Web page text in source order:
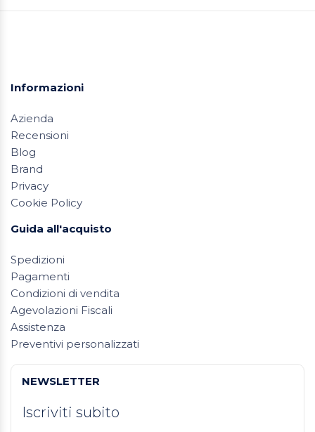
Informazioni
Azienda
Recensioni
Blog
Brand
Privacy
Cookie Policy
Guida all'acquisto
Spedizioni
Pagamenti
Condizioni di vendita
Agevolazioni Fiscali
Assistenza
Preventivi personalizzati
NEWSLETTER
Iscriviti subito